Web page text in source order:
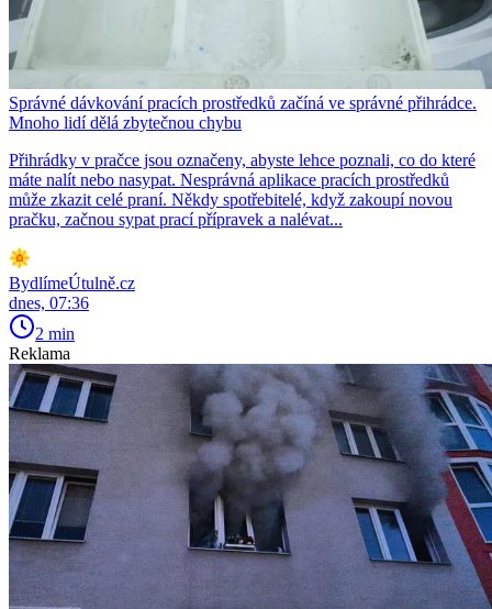
Správné dávkování pracích prostředků začíná ve správné přihrádce.
Mnoho lidí dělá zbytečnou chybu
Přihrádky v pračce jsou označeny, abyste lehce poznali, co do které
máte nalít nebo nasypat. Nesprávná aplikace pracích prostředků
může zkazit celé praní. Někdy spotřebitelé, když zakoupí novou
pračku, začnou sypat prací přípravek a nalévat...
BydlímeÚtulně.cz
dnes, 07:36
2 min
Reklama